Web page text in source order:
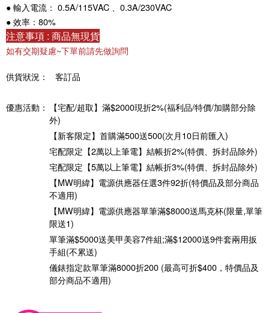
● 輸入電流： 0.5A/115VAC 、0.3A/230VAC
● 效率：80%
注意事項 : 商品無現貨
如有交期疑慮~下單前請先做詢問
供貨狀況： 客訂品
優惠活動：
【宅配/超取】滿$2000現折2%(福利品/特價/加購部分除
外)
【新客限定】首購滿500送500(次月10日前匯入)
宅配限定【2萬以上筆電】結帳折2%(特價、拆封品除外)
宅配限定【5萬以上筆電】結帳折3%(特價、拆封品除外)
【MW明緯】電源供應器任選3件92折(特價品及部分商品
不適用)
【MW明緯】電源供應器單筆滿$8000送馬克杯(限量,單筆
限送1)
單筆滿$5000送美甲美容7件組;滿$12000送9件套兩用扳
手組(不累送)
儀錶指定款單筆滿8000折200 (最高可折$400，特價品及
部分商品不適用)